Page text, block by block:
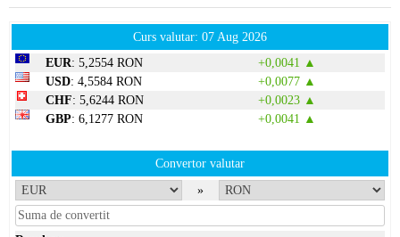
Curs valutar: 07 Aug 2026
EUR: 5,2554 RON
+0,0041 ▲
USD: 4,5584 RON
+0,0077 ▲
CHF: 5,6244 RON
+0,0023 ▲
GBP: 6,1277 RON +0,0041 ▲
Convertor valutar
»